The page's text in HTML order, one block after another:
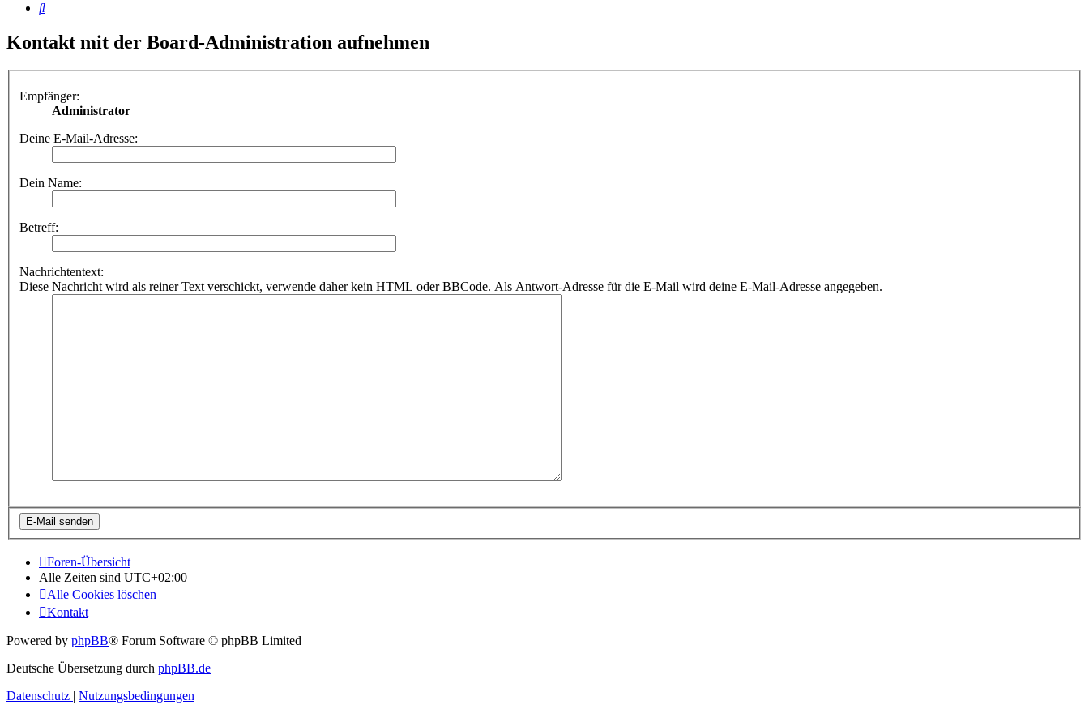
Suche
Kontakt mit der Board-Administration aufnehmen
Empfänger:
Administrator
Deine E-Mail-Adresse:
Dein Name:
Betreff:
Nachrichtentext:
Diese Nachricht wird als reiner Text verschickt, verwende daher kein HTML oder BBCode. Als Antwort-Adresse für die E-Mail wird deine E-Mail-Adresse angegeben.
Foren-Übersicht
Alle Zeiten sind UTC+02:00
Alle Cookies löschen
Kontakt
Powered by phpBB® Forum Software © phpBB Limited
Deutsche Übersetzung durch phpBB.de
Datenschutz
Nutzungsbedingungen